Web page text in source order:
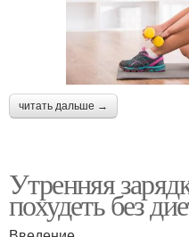
читать дальше →
Утренняя
похудеть без